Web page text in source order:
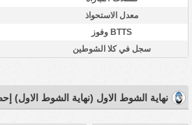
معدل الاستحواذ
BTTS وفوز
سجل في كلا الشوطين
نهاية الشوط الاول (نهاية الشوط الاول)